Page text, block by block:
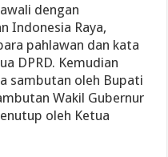
dengan
Indonesia Raya,
pahlawan dan kata
DPRD. Kemudian
sambutan oleh Bupati
Wakil Gubernur
oleh Ketua